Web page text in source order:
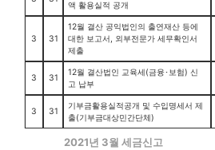
액 활용실적 공개
3 31
12월 결산 공익법인의 출연재산 등에
대한 보고서, 외부전문가 세무확인서
제출
3 31
12월 결산법인 교육세(금융･보험) 신
고 납부
3 31
기부금활용실적공개 및 수입명세서 제
출(기부금대상민간단체)
2021년 3월 세금신고